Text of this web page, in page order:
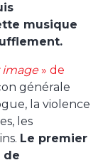
musique
image» de
générale
la violence
les
Le premier
de